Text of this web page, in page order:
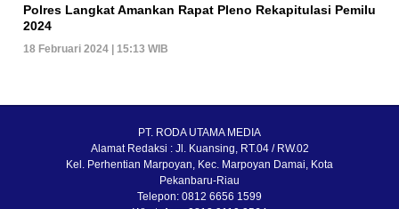
Polres Langkat Amankan Rapat Pleno Rekapitulasi Pemilu
2024
18 Februari 2024 | 15:13 WIB
PT. RODA UTAMA MEDIA
Alamat Redaksi : Jl. Kuansing, RT.04 / RW.02
Kel. Perhentian Marpoyan, Kec. Marpoyan Damai, Kota
Pekanbaru-Riau
Telepon: 0812 6656 1599